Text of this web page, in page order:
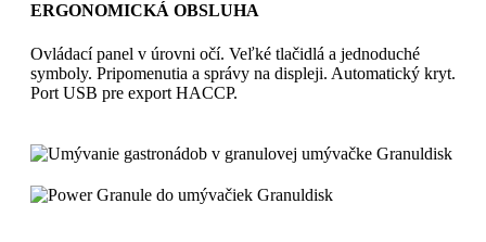
ERGONOMICKÁ OBSLUHA
Ovládací panel v úrovni očí. Veľké tlačidlá a jednoduché
symboly. Pripomenutia a správy na displeji. Automatický kryt.
Port USB pre export HACCP.